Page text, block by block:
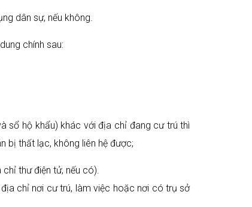
dân sự, nếu không.
chính sau:
sổ hộ khẩu) khác với địa chỉ đang cư trú thì
bị thất lạc, không liên hệ được;
thư điện tử, nếu có).
chỉ nơi cư trú, làm việc hoặc nơi có trụ sở